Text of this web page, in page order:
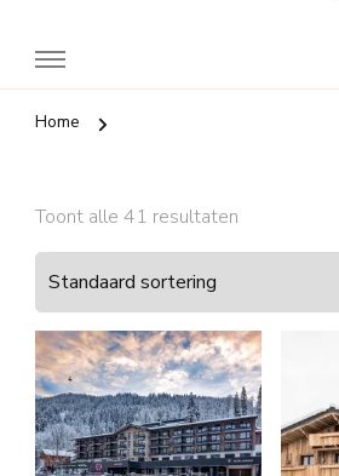
Home
Toont alle 41 resultaten